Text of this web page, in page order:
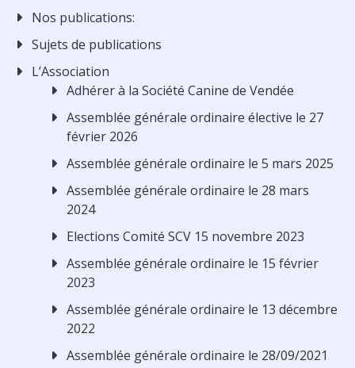
Nos publications:
Sujets de publications
L’Association
Adhérer à la Société Canine de Vendée
Assemblée générale ordinaire élective le 27
février 2026
Assemblée générale ordinaire le 5 mars 2025
Assemblée générale ordinaire le 28 mars
2024
Elections Comité SCV 15 novembre 2023
Assemblée générale ordinaire le 15 février
2023
Assemblée générale ordinaire le 13 décembre
2022
Assemblée générale ordinaire le 28/09/2021